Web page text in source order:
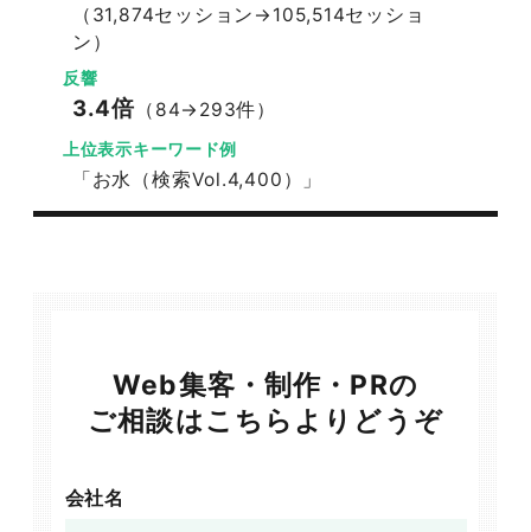
（31,874セッション→105,514セッショ
ン）
反響
3.4倍 （84→293件）
上位表示キーワード例
「お水（検索Vol.4,400）」
Web集客・制作・PRの
ご相談はこちらよりどうぞ
会社名